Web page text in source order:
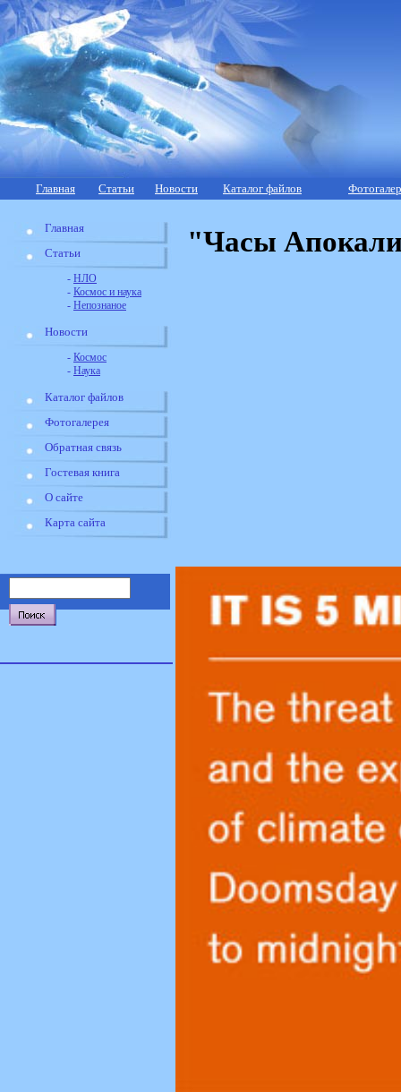
Главная Статьи Новости Каталог файлов
Главная
Статьи
- НЛО
- Космос и наука
- Непознаное
Новости
- Космос
- Наука
Каталог файлов
Фотогалерея
Обратная связь
Гостевая книга
О сайте
Карта сайта
"Часы